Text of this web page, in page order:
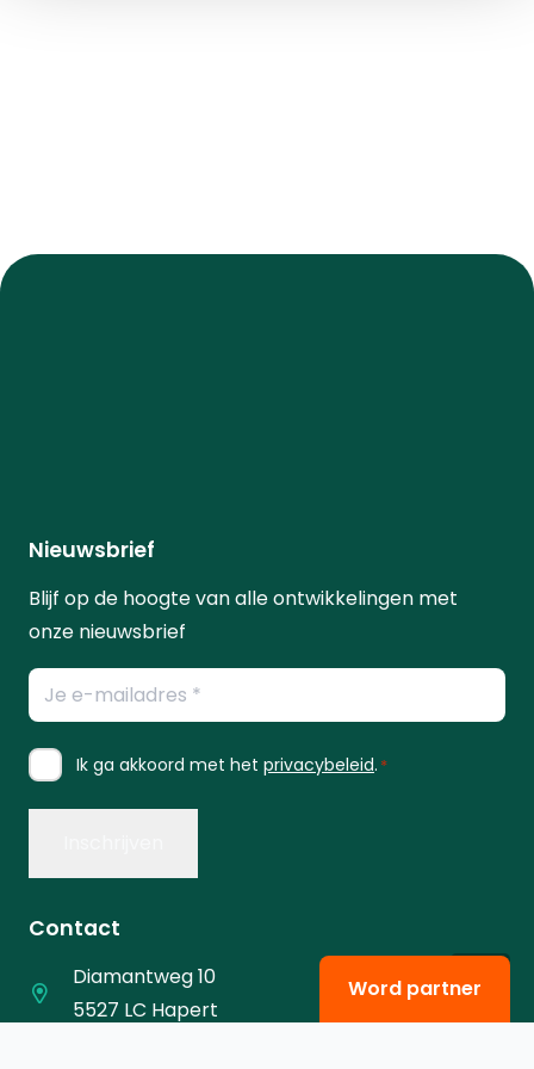
Nieuwsbrief
Blijf op de hoogte van alle ontwikkelingen met
onze nieuwsbrief
E-
mailadres
*
Instemming
Ik ga akkoord met het privacybeleid. *
Contact
Diamantweg 10
5527 LC Hapert
Word partner